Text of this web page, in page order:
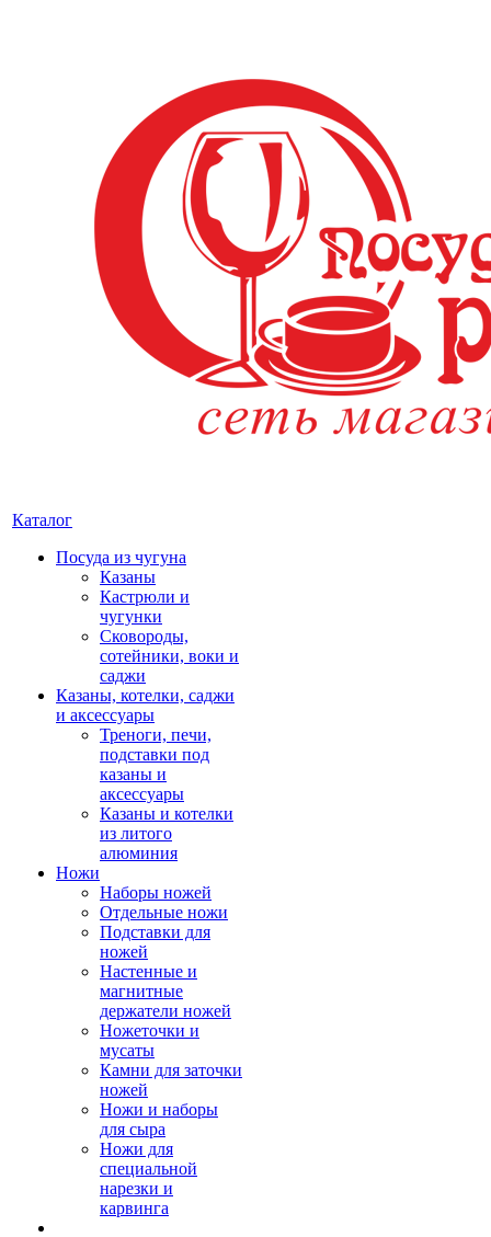
Каталог
Посуда из чугуна
Казаны
Кастрюли и
чугунки
Сковороды,
сотейники, воки и
саджи
Казаны, котелки, саджи
и аксессуары
Треноги, печи,
подставки под
казаны и
аксессуары
Казаны и котелки
из литого
алюминия
Ножи
Наборы ножей
Отдельные ножи
Подставки для
ножей
Настенные и
магнитные
держатели ножей
Ножеточки и
мусаты
Камни для заточки
ножей
Ножи и наборы
для сыра
Ножи для
специальной
нарезки и
карвинга